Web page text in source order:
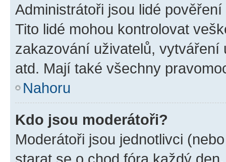
Administrátoři jsou lidé
Tito lidé mohou kontrolovat
zakazování uživatelů,
atd. Mají také všechny
Nahoru
Kdo jsou moderátoři?
Moderátoři jsou jednotlivci
starat se o chod fóra každý